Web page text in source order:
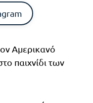
Αμερικανό
παιχνίδι των